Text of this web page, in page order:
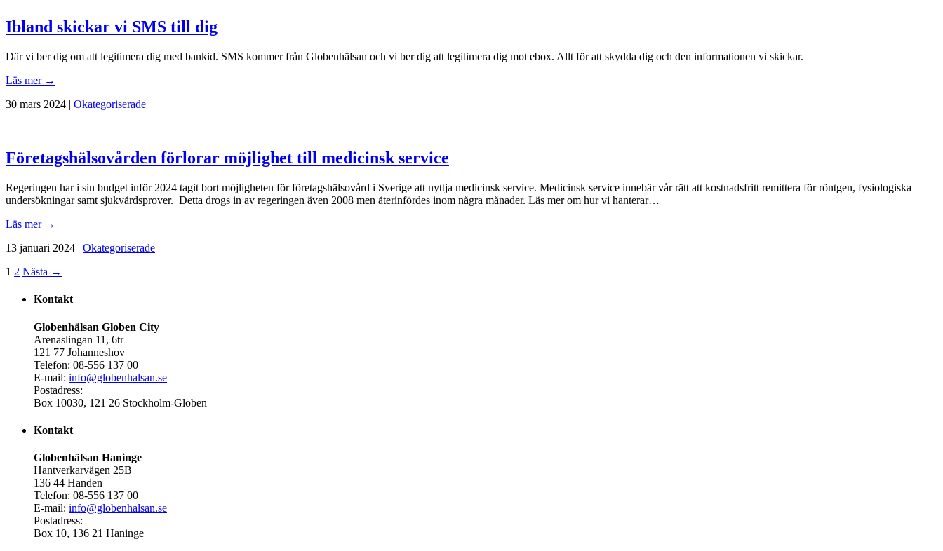
Ibland skickar vi SMS till dig
Där vi ber dig om att legitimera dig med bankid. SMS kommer från Globenhälsan och vi ber dig att legitimera dig mot ebox. Allt för att skydda dig och den informationen vi skickar.
Läs mer →
30 mars 2024 | Okategoriserade
Företagshälsovården förlorar möjlighet till medicinsk service
Regeringen har i sin budget inför 2024 tagit bort möjligheten för företagshälsovård i Sverige att nyttja medicinsk service. Medicinsk service innebär vår rätt att kostnadsfritt remittera för röntgen, fysiologiska
undersökningar samt sjukvårdsprover. Detta drogs in av regeringen även 2008 men återinfördes inom några månader. Läs mer om hur vi hanterar…
Läs mer →
13 januari 2024 | Okategoriserade
1 2 Nästa →
Kontakt
Globenhälsan Globen City
Arenaslingan 11, 6tr
121 77 Johanneshov
Telefon: 08-556 137 00
E-mail: info@globenhalsan.se
Postadress:
Box 10030, 121 26 Stockholm-Globen
Kontakt
Globenhälsan Haninge
Hantverkarvägen 25B
136 44 Handen
Telefon: 08-556 137 00
E-mail: info@globenhalsan.se
Postadress:
Box 10, 136 21 Haninge